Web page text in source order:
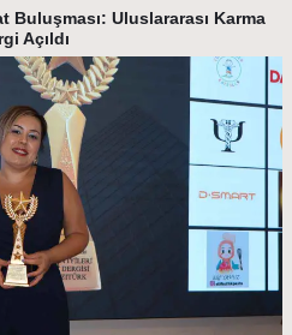
Buluşması: Uluslararası Karma
Açıldı